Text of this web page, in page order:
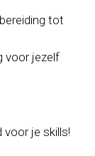
tot
voor jezelf
voor je skills!